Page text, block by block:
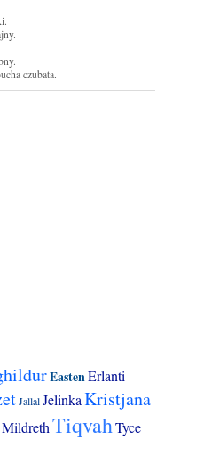
czubata.
EastenErlanti
JallalJelinkaKristjana
MildrethTiqvahTyce